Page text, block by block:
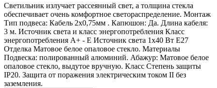
Светильник излучает рассеянный свет, а толщина стекла
обеспечивает очень комфортное светораспределение. Монтаж
Тип подвеса: Кабель 2х0,75мм . Капюшон: Да. Длина кабеля:
3 м. Источник света и класс энергопотребления Класс
энергопотребления A+ - E Источник света 1x40 Вт E27
Отделка Матовое белое опаловое стекло. Материалы
Подвеска: полированный алюминий. Абажур: Матовое белое
опаловое стекло, выдутое вручную. Класс Степень защиты
IP20. Защита от поражения электрическим током II без
заземления.